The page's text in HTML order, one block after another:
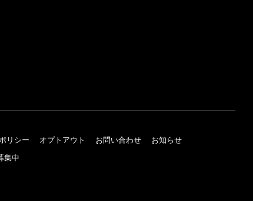
リシー オプトアウト お問い合わせ
お知らせ
集中